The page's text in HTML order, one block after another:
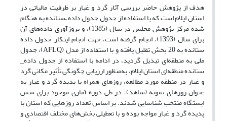
هدف از پژوهش حاضر بررسی آثار گرد و غبار بر ظرفیت مالیاتی در
استان ایلام است که با استفاده از جدول جدول داده –ستانده به هنگام
شده مرکز پژوهش‌ مجلس در سال (1385)، و بروزآوری داده‌های آن
برای سال (1393)، انجام گرفته است، جهت انجام اینکار جدول داده
ستانده به 20 بخش تقلیل یافته و با استفاده از مدل (AFLQ)، جدول
ملی به منطقه‌ای تبدیل گردید، در ادامه با استفاده از جدول داده_
ستانده منطقه‌ای استان ایلام، به‌منظور ارزیابى چگونگى تأثیر مکانى گرد
و غبار در منطقه مورد مطالعه، روزهاى همراه با پدیده گرد و غبار به
‌عنوان روزهاى نمونه (شاهد)، در طى دوره آمارى موجود براى شش
ایستگاه منتخب شناسایی شدند. بر اساس تعداد روزهایی که استان با
پدیده گرد و غبار مواجه بوده و با تعطیلی بخش‌های مختلف اقتصادی و